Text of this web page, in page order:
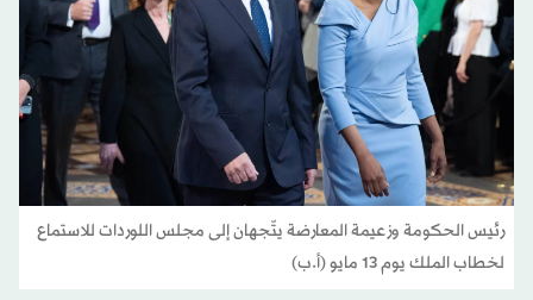
رئيس الحكومة وزعيمة المعارضة يتّجهان إلى مجلس اللوردات للاستماع
لخطاب الملك يوم 13 مايو (أ.ب)